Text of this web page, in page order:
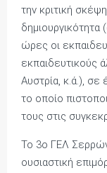
την κριτική
ώρες οι
εκπαιδευτικούς
Αυστρία, κ.ά.), σε
το οποίο
τους στις
To 3ο ΓΕΛ Σερρών
ουσιαστική